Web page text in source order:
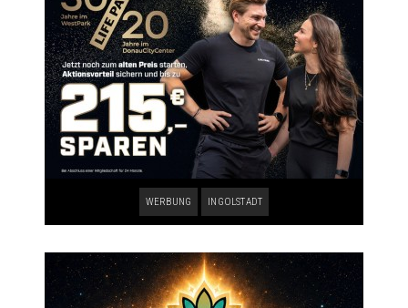
WERBUNG INGOLSTADT